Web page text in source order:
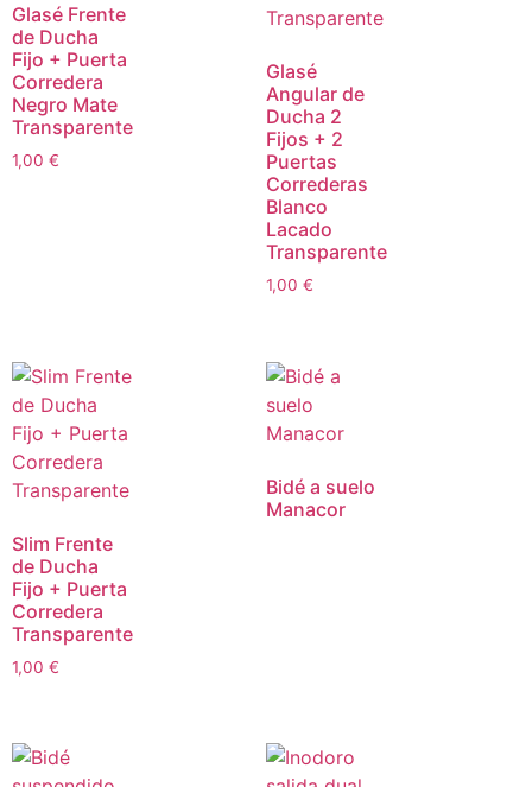
Glasé Frente
de Ducha
Fijo + Puerta
Corredera
Negro Mate
Transparente
1,00 €
Glasé
Angular de
Ducha 2
Fijos + 2
Puertas
Correderas
Blanco
Lacado
Transparente
1,00 €
Slim Frente
de Ducha
Fijo + Puerta
Corredera
Transparente
1,00 €
Bidé a suelo
Manacor